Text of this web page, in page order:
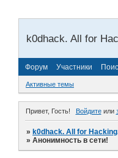
k0dhack. All for
Форум Участники
Активные темы
Привет, Гость! Войдитеили
»k0dhack. All for
»Анонимность в сети!